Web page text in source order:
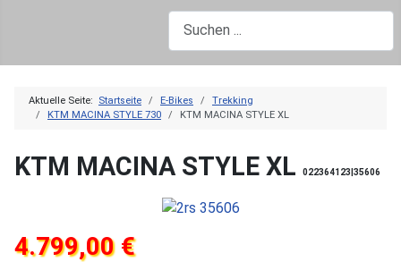
Aktuelle Seite: Startseite E-Bikes
Trekking
KTM MACINA STYLE 730
KTM MACINA STYLE XL
KTM MACINA STYLE XL 022364123|35606
4.799,00 €